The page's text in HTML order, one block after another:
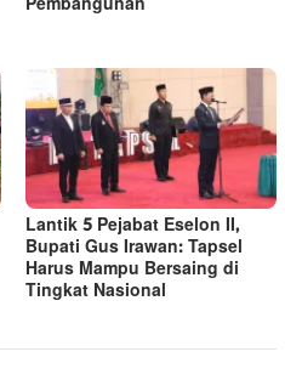
Lantik 5 Pejabat Eselon II,
Bupati Gus Irawan: Tapsel
Harus Mampu Bersaing di
Tingkat Nasional